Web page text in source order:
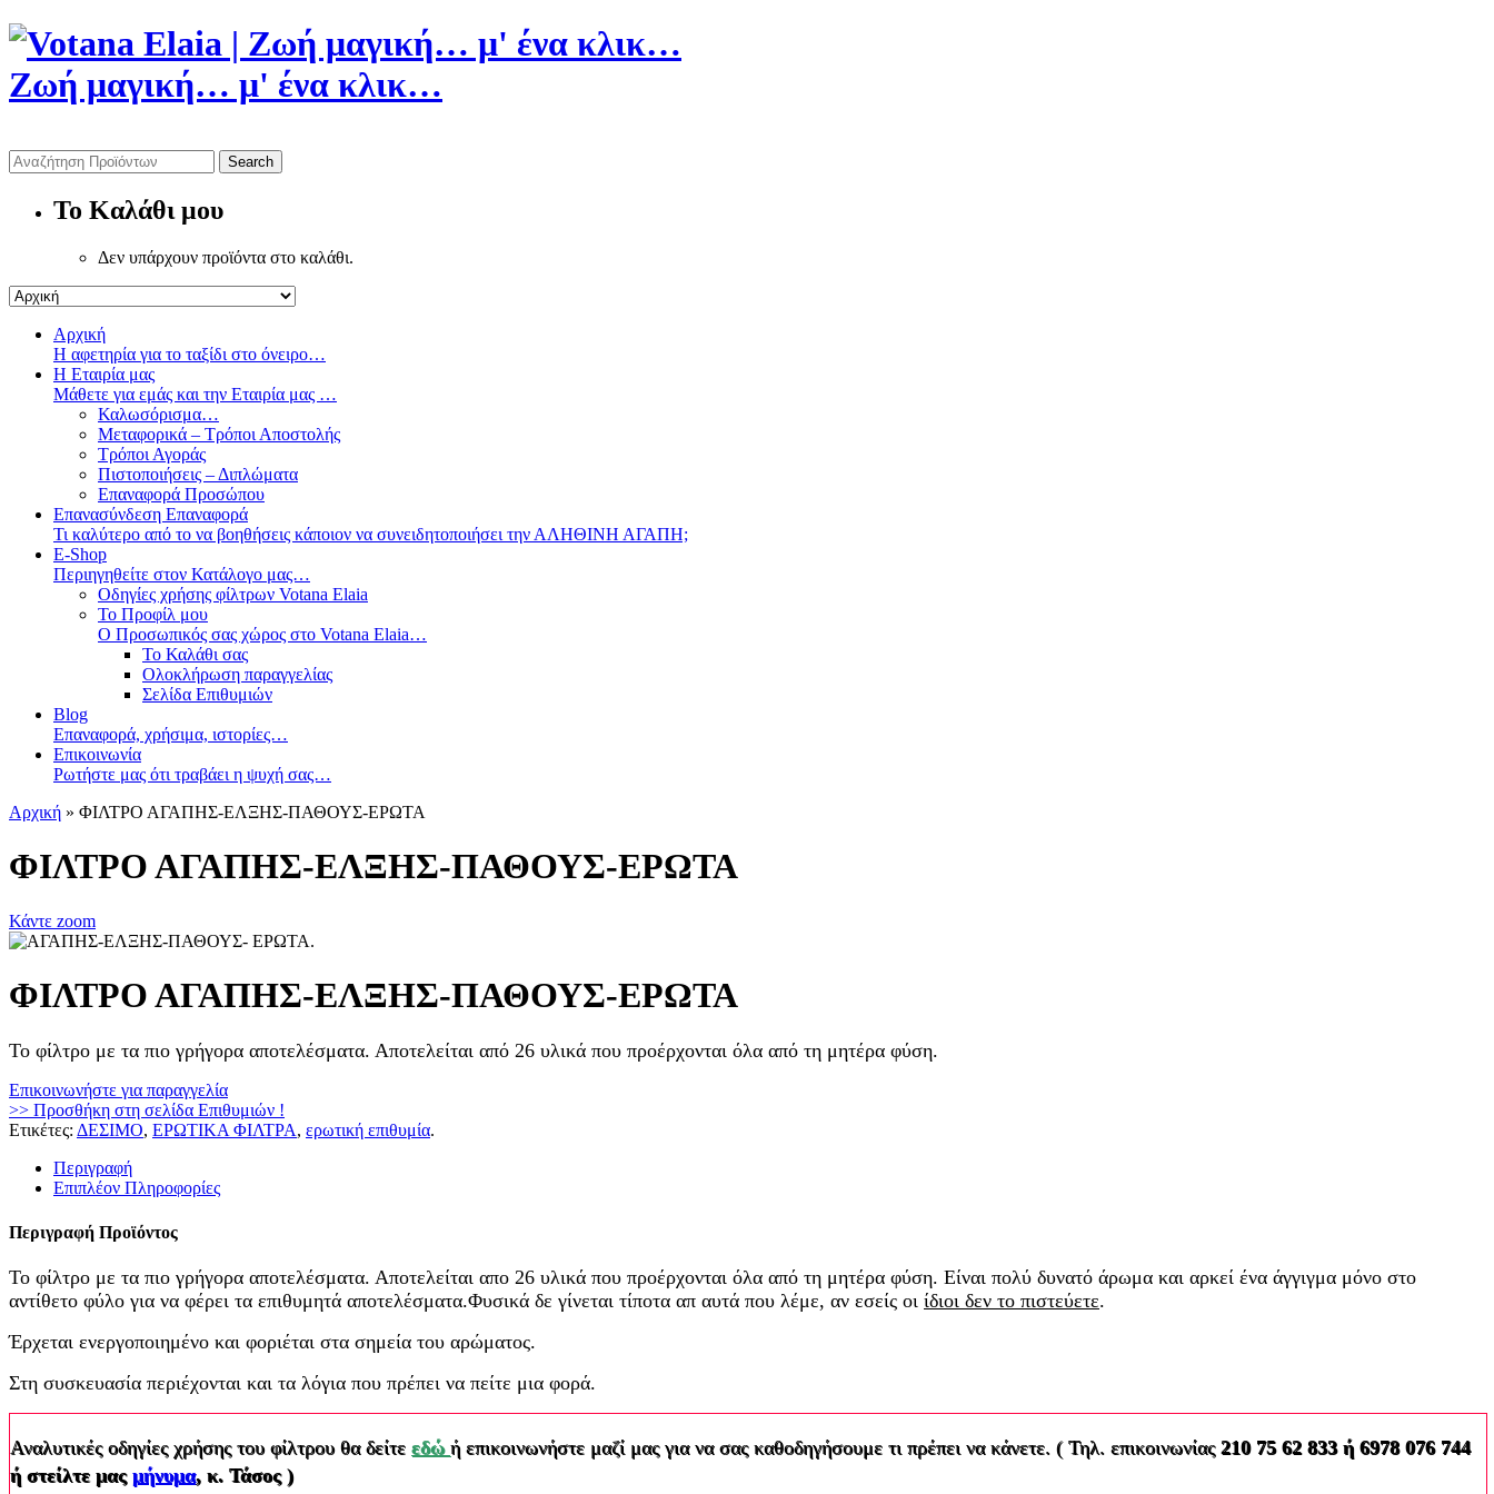
Ζωή μαγική… μ' ένα κλικ…
To Καλάθι μου
Δεν υπάρχουν προϊόντα στο καλάθι.
Αρχική
Η αφετηρία για το ταξίδι στο όνειρο…
Η Εταιρία μας
Μάθετε για εμάς και την Εταιρία μας …
Καλωσόρισμα…
Μεταφορικά – Τρόποι Αποστολής
Τρόποι Αγοράς
Πιστοποιήσεις – Διπλώματα
Επαναφορά Προσώπου
Επανασύνδεση Επαναφορά
Τι καλύτερο από το να βοηθήσεις κάποιον να συνειδητοποιήσει την ΑΛΗΘΙΝΗ ΑΓΑΠΗ;
E-Shop
Περιηγηθείτε στον Κατάλογο μας…
Οδηγίες χρήσης φίλτρων Votana Elaia
Το Προφίλ μου
Ο Προσωπικός σας χώρος στο Votana Elaia…
Το Καλάθι σας
Ολοκλήρωση παραγγελίας
Σελίδα Επιθυμιών
Blog
Επαναφορά, χρήσιμα, ιστορίες…
Επικοινωνία
Ρωτήστε μας ότι τραβάει η ψυχή σας…
Αρχική » ΦΙΛΤΡΟ ΑΓΑΠΗΣ-ΕΛΞΗΣ-ΠΑΘΟΥΣ-ΕΡΩΤΑ
ΦΙΛΤΡΟ ΑΓΑΠΗΣ-ΕΛΞΗΣ-ΠΑΘΟΥΣ-ΕΡΩΤΑ
Κάντε zoom
ΦΙΛΤΡΟ ΑΓΑΠΗΣ-ΕΛΞΗΣ-ΠΑΘΟΥΣ-ΕΡΩΤΑ
Το φίλτρο με τα πιο γρήγορα αποτελέσματα. Αποτελείται από 26 υλικά που προέρχονται όλα από τη μητέρα φύση.
Επικοινωνήστε για παραγγελία
>> Προσθήκη στη σελίδα Επιθυμιών !
Ετικέτες: ΔΕΣΙΜΟ, ΕΡΩΤΙΚΑ ΦΙΛΤΡΑ, ερωτική επιθυμία.
Περιγραφή
Επιπλέον Πληροφορίες
Περιγραφή Προϊόντος
Το φίλτρο με τα πιο γρήγορα αποτελέσματα. Αποτελείται απο 26 υλικά που προέρχονται όλα από τη μητέρα φύση. Είναι πολύ δυνατό άρωμα και αρκεί ένα άγγιγμα μόνο στο
αντίθετο φύλο για να φέρει τα επιθυμητά αποτελέσματα.Φυσικά δε γίνεται τίποτα απ αυτά που λέμε, αν εσείς οι ίδιοι δεν το πιστεύετε.
Έρχεται ενεργοποιημένο και φοριέται στα σημεία του αρώματος.
Στη συσκευασία περιέχονται και τα λόγια που πρέπει να πείτε μια φορά.
Αναλυτικές οδηγίες χρήσης του φίλτρου θα δείτε εδώ ή επικοινωνήστε μαζί μας για να σας καθοδηγήσουμε τι πρέπει να κάνετε. ( Τηλ. επικοινωνίας 210 75 62 833 ή 6978 076 744
ή στείλτε μας μήνυμα, κ. Τάσος )